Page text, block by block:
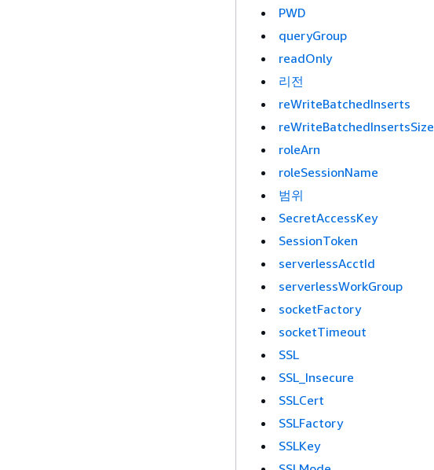
PWD
queryGroup
readOnly
리전
reWriteBatchedInserts
reWriteBatchedInsertsSize
roleArn
roleSessionName
범위
SecretAccessKey
SessionToken
serverlessAcctId
serverlessWorkGroup
socketFactory
socketTimeout
SSL
SSL_Insecure
SSLCert
SSLFactory
SSLKey